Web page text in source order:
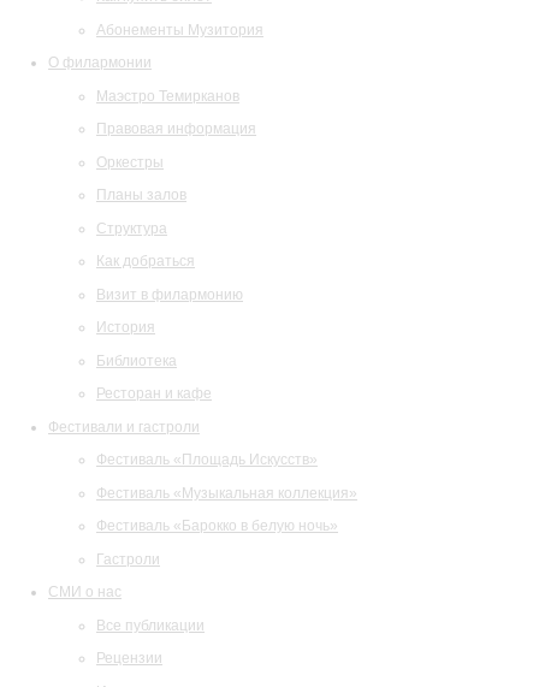
Абонементы Музитория
О филармонии
Маэстро Темирканов
Правовая информация
Оркестры
Планы залов
Структура
Как добраться
Визит в филармонию
История
Библиотека
Ресторан и кафе
Фестивали и гастроли
Фестиваль «Площадь Искусств»
Фестиваль «Музыкальная коллекция»
Фестиваль «Барокко в белую ночь»
Гастроли
СМИ о нас
Все публикации
Рецензии